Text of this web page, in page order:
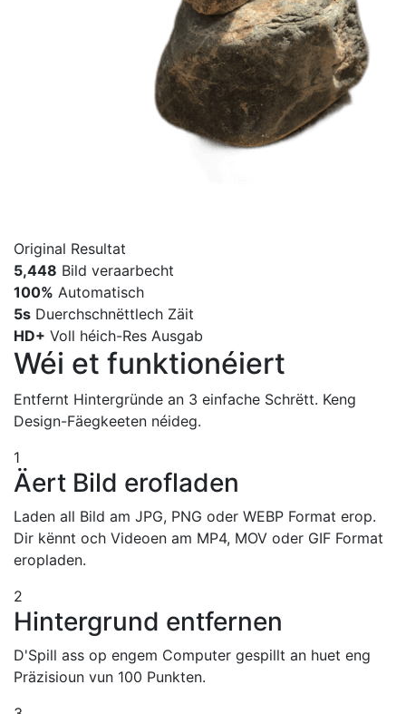
Original Resultat
5,448 Bild veraarbecht
100% Automatisch
5s Duerchschnëttlech Zäit
HD+ Voll héich-Res Ausgab
Wéi et funktionéiert
Entfernt Hintergründe an 3 einfache Schrëtt. Keng
Design-Fäegkeeten néideg.
1
Äert Bild erofladen
Laden all Bild am JPG, PNG oder WEBP Format erop.
Dir kënnt och Videoen am MP4, MOV oder GIF Format
eropladen.
2
Hintergrund entfernen
D'Spill ass op engem Computer gespillt an huet eng
Präzisioun vun 100 Punkten.